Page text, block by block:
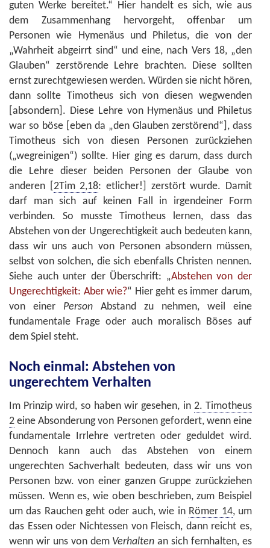
guten Werke bereitet.“ Hier handelt es sich, wie aus
dem Zusammenhang hervorgeht, offenbar um
Personen wie Hymenäus und Philetus, die von der
„Wahrheit abgeirrt sind“ und eine, nach Vers 18, „den
Glauben“ zerstörende Lehre brachten. Diese sollten
ernst zurechtgewiesen werden. Würden sie nicht hören,
dann sollte Timotheus sich von diesen wegwenden
[absondern]. Diese Lehre von Hymenäus und Philetus
war so böse [eben da „den Glauben zerstörend“], dass
Timotheus sich von diesen Personen zurückziehen
(„wegreinigen“) sollte. Hier ging es darum, dass durch
die Lehre dieser beiden Personen der Glaube von
anderen [ 2Tim 2,18: etlicher!] zerstört wurde. Damit
darf man sich auf keinen Fall in irgendeiner Form
verbinden. So musste Timotheus lernen, dass das
Abstehen von der Ungerechtigkeit auch bedeuten kann,
dass wir uns auch von Personen absondern müssen,
selbst von solchen, die sich ebenfalls Christen nennen.
Siehe auch unter der Überschrift: „Abstehen von der
Ungerechtigkeit: Aber wie?“ Hier geht es immer darum,
von einer Person Abstand zu nehmen, weil eine
fundamentale Frage oder auch moralisch Böses auf
dem Spiel steht.
Noch einmal: Abstehen von
ungerechtem Verhalten
Im Prinzip wird, so haben wir gesehen, in 2. Timotheus
2 eine Absonderung von Personen gefordert, wenn eine
fundamentale Irrlehre vertreten oder geduldet wird.
Dennoch kann auch das Abstehen von einem
ungerechten Sachverhalt bedeuten, dass wir uns von
Personen bzw. von einer ganzen Gruppe zurückziehen
müssen. Wenn es, wie oben beschrieben, zum Beispiel
um das Rauchen geht oder auch, wie in Römer 14, um
das Essen oder Nichtessen von Fleisch, dann reicht es,
wenn wir uns von dem Verhalten an sich fernhalten, es